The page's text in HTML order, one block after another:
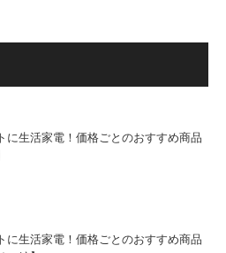
に生活家電！価格ごとのおすすめ商品
に生活家電！価格ごとのおすすめ商品